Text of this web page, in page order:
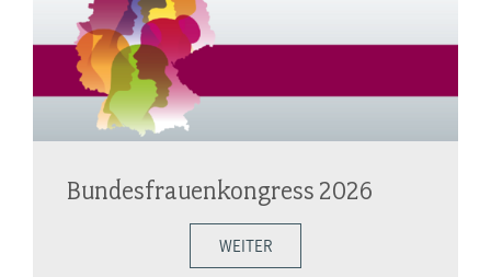
Bundesfrauenkongress 2026
WEITER